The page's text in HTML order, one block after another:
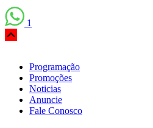
1
Programação
Promoções
Noticias
Anuncie
Fale Conosco